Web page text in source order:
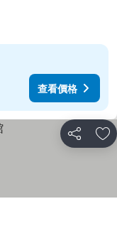
查看價格
分享 加